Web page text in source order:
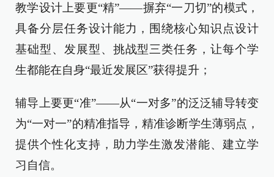
教学设计上要更“精”——摒弃“一刀切”的模式，
具备分层任务设计能力，围绕核心知识点设计
基础型、发展型、挑战型三类任务，让每个学
生都能在自身“最近发展区”获得提升；
辅导上要更“准”——从“一对多”的泛泛辅导转变
为“一对一”的精准指导，精准诊断学生薄弱点，
提供个性化支持，助力学生激发潜能、建立学
习自信。